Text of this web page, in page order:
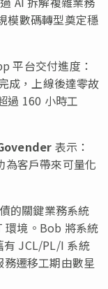
模數碼轉型奠定穩
平台交付進度：
成，上線後達零故
過 160 小時工
表示：
為客戶帶來可量化
的關鍵業務系統
環境。Bob 將系統
有 JCL/PL/I 系統
遷移工期由數星